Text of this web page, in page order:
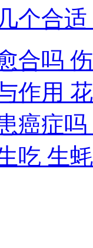
个合
合吗
作用
癌症
吃 生